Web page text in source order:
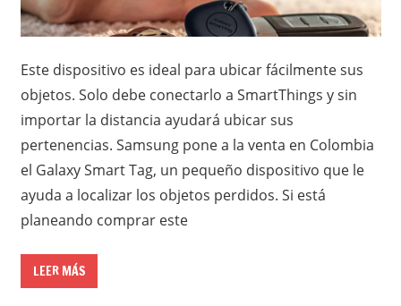
Este dispositivo es ideal para ubicar fácilmente sus
objetos. Solo debe conectarlo a SmartThings y sin
importar la distancia ayudará ubicar sus
pertenencias. Samsung pone a la venta en Colombia
el Galaxy Smart Tag, un pequeño dispositivo que le
ayuda a localizar los objetos perdidos. Si está
planeando comprar este
LEER MÁS